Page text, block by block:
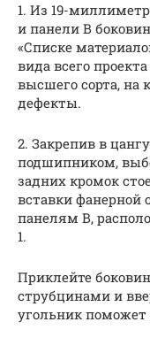
1. Из 19-
и панели В
«Списке
вида всего
высшего сорта, на
дефекты.
2. Закрепив в
подшипником,
задних кромок
вставки фанерной
панелям В,
1.
Приклейте
струбцинами и
угольник поможет